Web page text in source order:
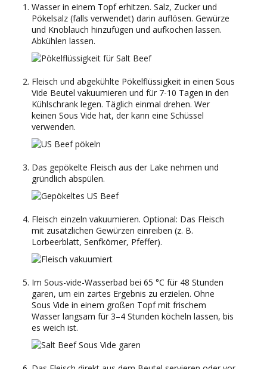
Wasser in einem Topf erhitzen. Salz, Zucker und
Pökelsalz (falls verwendet) darin auflösen. Gewürze
und Knoblauch hinzufügen und aufkochen lassen.
Abkühlen lassen.
Fleisch und abgekühlte Pökelflüssigkeit in einen Sous
Vide Beutel vakuumieren und für 7-10 Tagen in den
Kühlschrank legen. Täglich einmal drehen. Wer
keinen Sous Vide hat, der kann eine Schüssel
verwenden.
Das gepökelte Fleisch aus der Lake nehmen und
gründlich abspülen.
Fleisch einzeln vakuumieren. Optional: Das Fleisch
mit zusätzlichen Gewürzen einreiben (z. B.
Lorbeerblatt, Senfkörner, Pfeffer).
Im Sous-vide-Wasserbad bei 65 °C für 48 Stunden
garen, um ein zartes Ergebnis zu erzielen. Ohne
Sous Vide in einem großen Topf mit frischem
Wasser langsam für 3–4 Stunden köcheln lassen, bis
es weich ist.